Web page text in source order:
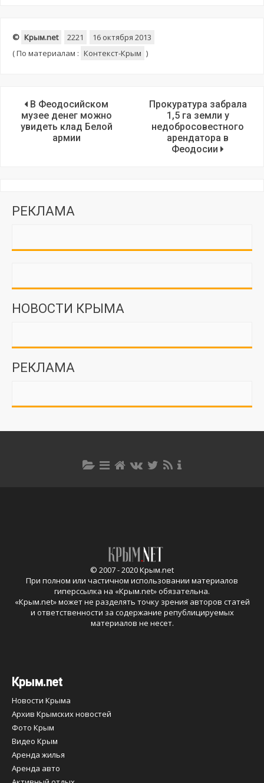
© Крым.net 2221
16 октября 2013
(По материалам : Контекст-Крым )
В Феодосийском
музее денег можно
увидеть клад Белой
армии
Прокуратура забрала
1,5 га земли у
недобросовестного
арендатора в
Феодосии
РЕКЛАМА
НОВОСТИ КРЫМА
РЕКЛАМА
© 2007 - 2020 Крым.net
При полном или частичном использовании материалов
гиперссылка на «Крым.net» обязательна.
«Крым.net» может не разделять точку зрения авторов статей
и ответственности за содержание републицируемых
материалов не несет.
Крым.net
Новости Крыма
Архив Крымских новостей
Фото Крым
Видео Крым
Аренда жилья
Аренда авто